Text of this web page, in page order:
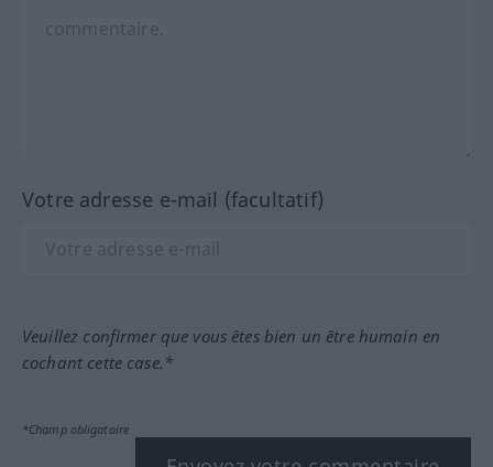
Votre adresse e-mail (facultatif)
Veuillez confirmer que vous êtes bien un être humain en
cochant cette case.*
*Champ obligatoire